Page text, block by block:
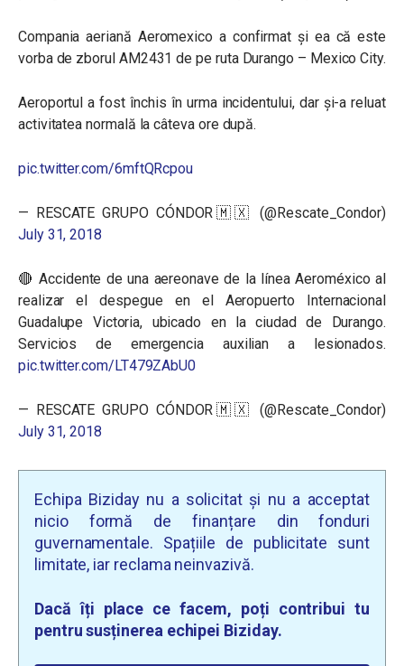
Compania aeriană Aeromexico a confirmat și ea că este
vorba de zborul AM2431 de pe ruta Durango – Mexico City.
Aeroportul a fost închis în urma incidentului, dar și-a reluat
activitatea normală la câteva ore după.
pic.twitter.com/6mftQRcpou
— RESCATE GRUPO CÓNDOR🇲🇽 (@Rescate_Condor)
July 31, 2018
🔴 Accidente de una aereonave de la línea Aeroméxico al
realizar el despegue en el Aeropuerto Internacional
Guadalupe Victoria, ubicado en la ciudad de Durango.
Servicios de emergencia auxilian a lesionados.
pic.twitter.com/LT479ZAbU0
— RESCATE GRUPO CÓNDOR🇲🇽 (@Rescate_Condor)
July 31, 2018
Echipa Biziday nu a solicitat și nu a acceptat
nicio formă de finanțare din fonduri
guvernamentale. Spațiile de publicitate sunt
limitate, iar reclama neinvazivă.
Dacă îți place ce facem, poți contribui tu
pentru susținerea echipei Biziday.